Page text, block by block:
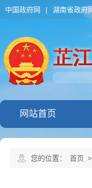
中国政府网 | 湖南省政府
网站首页
您的位置： 首页 >